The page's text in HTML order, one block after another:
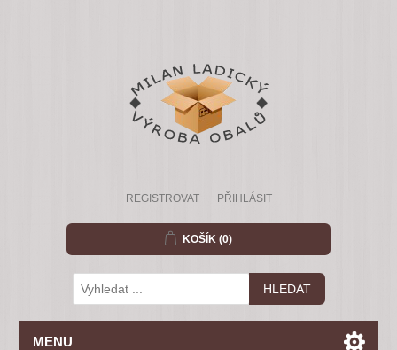
REGISTROVAT PŘIHLÁSIT
KOŠÍK (0)
MENU